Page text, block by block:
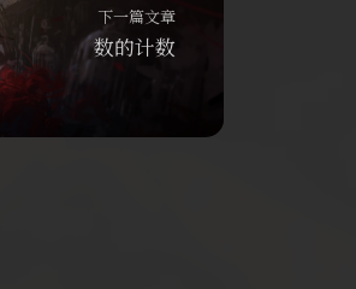
下一篇文章
数的计数